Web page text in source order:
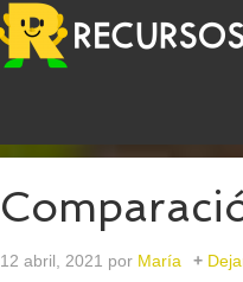
12 abril, 2021 por María